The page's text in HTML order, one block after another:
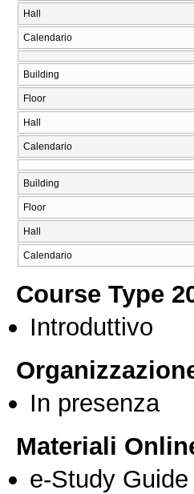
Hall
Calendario
Building
Floor
Hall
Calendario
Building
Floor
Hall
Calendario
Course Type
Introduttivo
In presenza
Materiali
e-Study Guide